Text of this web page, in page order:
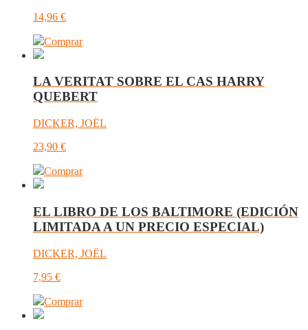
14,96 €
Comprar
LA VERITAT SOBRE EL CAS HARRY
QUEBERT
DICKER, JOËL
23,90 €
Comprar
EL LIBRO DE LOS BALTIMORE (EDICIÓN
LIMITADA A UN PRECIO ESPECIAL)
DICKER, JOËL
7,95 €
Comprar